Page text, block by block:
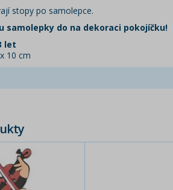
stopy po samolepce.
samolepky do na dekoraci pokojíčku!
let
10 cm